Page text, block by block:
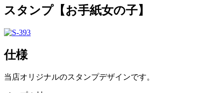
スタンプ【お手紙女の子】
仕様
当店オリジナルのスタンプデザインです。